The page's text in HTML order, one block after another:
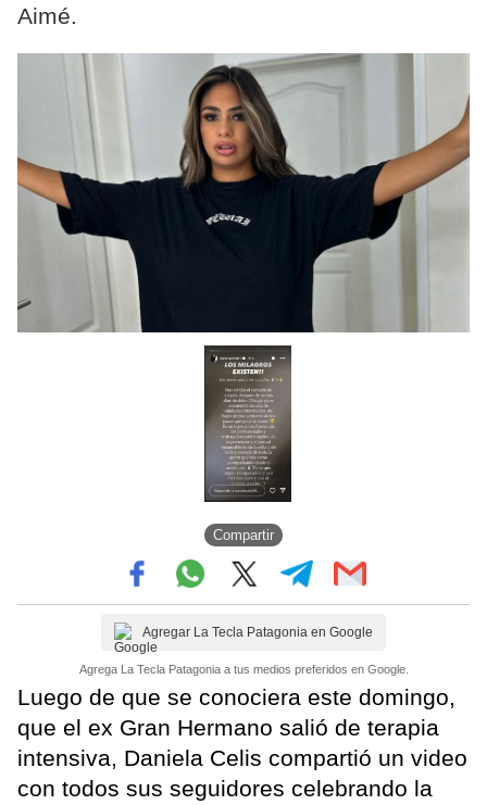
Aimé.
Compartir
Agregar La Tecla Patagonia en Google
Agrega La Tecla Patagonia a tus medios preferidos en Google.
Luego de que se conociera este domingo,
que el ex Gran Hermano salió de terapia
intensiva, Daniela Celis compartió un video
con todos sus seguidores celebrando la